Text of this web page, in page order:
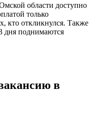
области доступно
только
кто откликнулся. Также
дня поднимаются
в